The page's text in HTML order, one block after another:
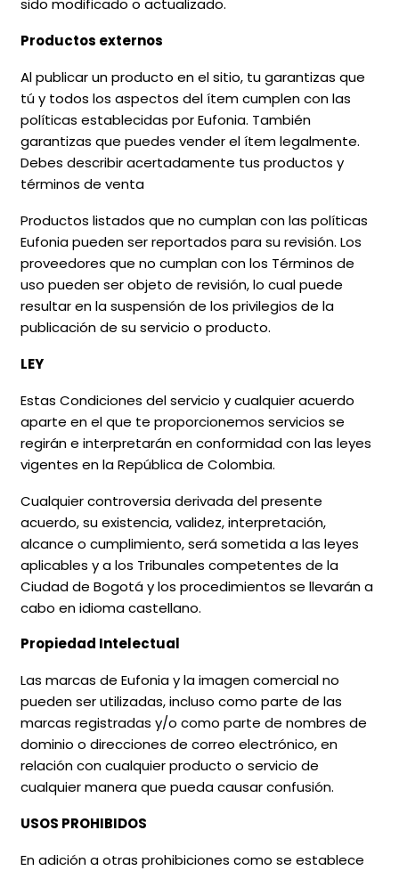
sido modificado o actualizado.
Productos externos
Al publicar un producto en el sitio, tu garantizas que
tú y todos los aspectos del ítem cumplen con las
políticas establecidas por Eufonia. También
garantizas que puedes vender el ítem legalmente.
Debes describir acertadamente tus productos y
términos de venta
Productos listados que no cumplan con las políticas
Eufonia pueden ser reportados para su revisión. Los
proveedores que no cumplan con los Términos de
uso pueden ser objeto de revisión, lo cual puede
resultar en la suspensión de los privilegios de la
publicación de su servicio o producto.
LEY
Estas Condiciones del servicio y cualquier acuerdo
aparte en el que te proporcionemos servicios se
regirán e interpretarán en conformidad con las leyes
vigentes en la República de Colombia.
Cualquier controversia derivada del presente
acuerdo, su existencia, validez, interpretación,
alcance o cumplimiento, será sometida a las leyes
aplicables y a los Tribunales competentes de la
Ciudad de Bogotá y los procedimientos se llevarán a
cabo en idioma castellano.
Propiedad Intelectual
Las marcas de Eufonia y la imagen comercial no
pueden ser utilizadas, incluso como parte de las
marcas registradas y/o como parte de nombres de
dominio o direcciones de correo electrónico, en
relación con cualquier producto o servicio de
cualquier manera que pueda causar confusión.
USOS PROHIBIDOS
En adición a otras prohibiciones como se establece